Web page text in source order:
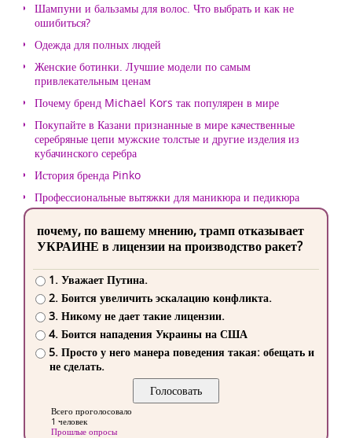
Шампуни и бальзамы для волос. Что выбрать и как не
ошибиться?
Одежда для полных людей
Женские ботинки. Лучшие модели по самым
привлекательным ценам
Почему бренд Michael Kors так популярен в мире
Покупайте в Казани признанные в мире качественные
серебряные цепи мужские толстые и другие изделия из
кубачинского серебра
История бренда Pinko
Профессиональные вытяжки для маникюра и педикюра
почему, по вашему мнению, трамп отказывает
УКРАИНЕ в лицензии на производство ракет?
1. Уважает Путина.
2. Боится увеличить эскалацию конфликта.
3. Никому не дает такие лицензии.
4. Боится нападения Украины на США
5. Просто у него манера поведения такая: обещать и
не сделать.
Всего проголосовало
1 человек
Прошлые опросы